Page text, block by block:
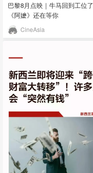
巴黎8月点映｜牛马回到工位了
《阿嬷》还在等你
CineAsia